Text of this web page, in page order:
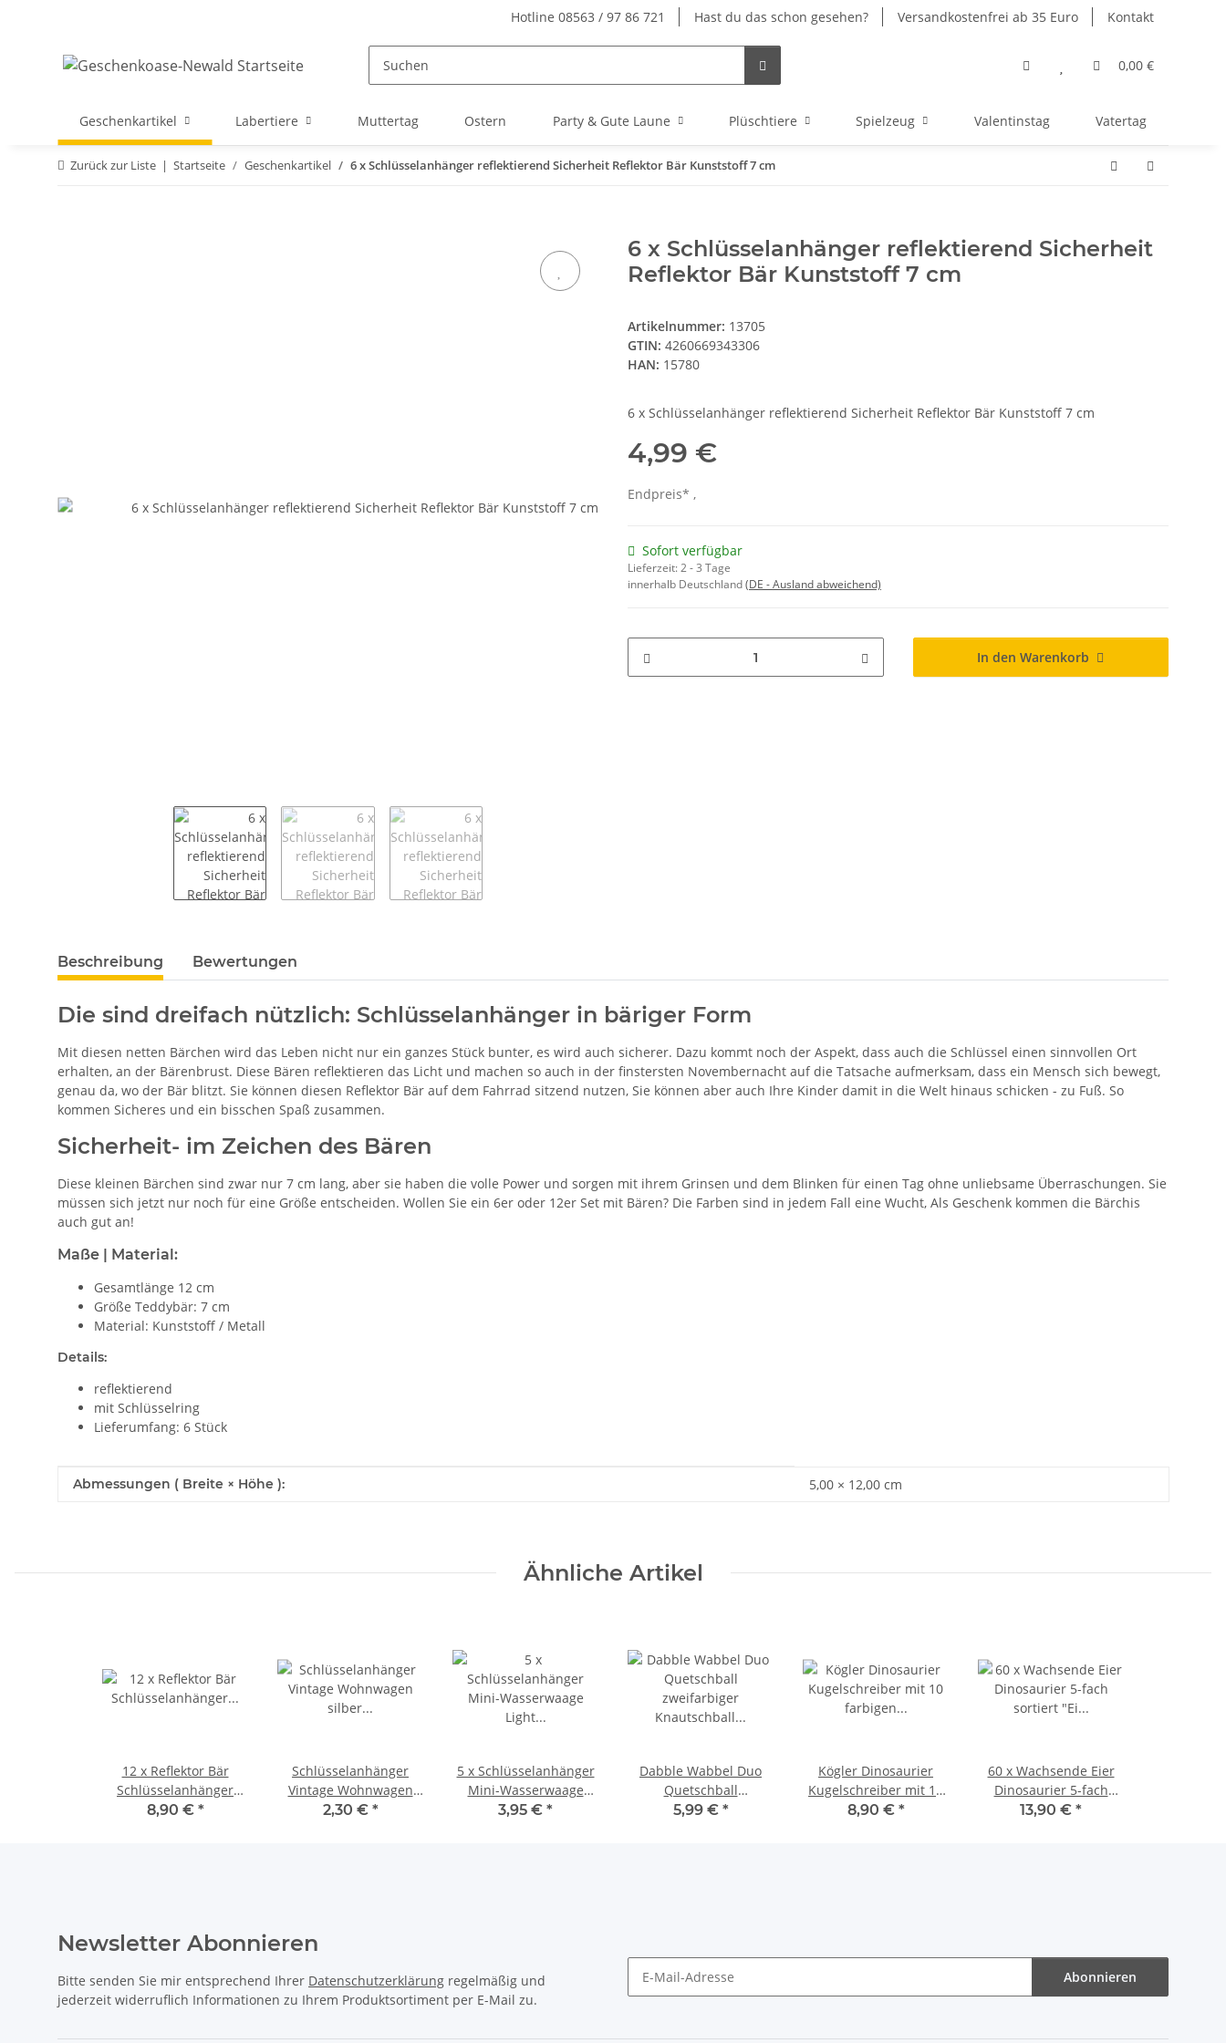
Hotline 08563 / 97 86 721 Hast du das schon gesehen? Versandkostenfrei ab 35 Euro Kontakt
0,00 €
Geschenkartikel Labertiere Muttertag Ostern Party & Gute Laune Plüschtiere Spielzeug Valentinstag Vatertag
Zurück zur Liste Startseite Geschenkartikel 6 x Schlüsselanhänger reflektierend Sicherheit Reflektor Bär Kunststoff 7 cm
6 x Schlüsselanhänger reflektierend Sicherheit
Reflektor Bär Kunststoff 7 cm
Artikelnummer: 13705
GTIN: 4260669343306
HAN: 15780
6 x Schlüsselanhänger reflektierend Sicherheit Reflektor Bär Kunststoff 7 cm
4,99 €
Endpreis* ,
Sofort verfügbar
Lieferzeit:2 - 3 Tage
innerhalb Deutschland(DE - Ausland abweichend)
In den Warenkorb
weitere Registerkarten anzeigen
Beschreibung Bewertungen
Die sind dreifach nützlich: Schlüsselanhänger in bäriger Form
Mit diesen netten Bärchen wird das Leben nicht nur ein ganzes Stück bunter, es wird auch sicherer. Dazu kommt noch der Aspekt, dass auch die Schlüssel einen sinnvollen Ort
erhalten, an der Bärenbrust. Diese Bären reflektieren das Licht und machen so auch in der finstersten Novembernacht auf die Tatsache aufmerksam, dass ein Mensch sich bewegt,
genau da, wo der Bär blitzt. Sie können diesen Reflektor Bär auf dem Fahrrad sitzend nutzen, Sie können aber auch Ihre Kinder damit in die Welt hinaus schicken - zu Fuß. So
kommen Sicheres und ein bisschen Spaß zusammen.
Sicherheit- im Zeichen des Bären
Diese kleinen Bärchen sind zwar nur 7 cm lang, aber sie haben die volle Power und sorgen mit ihrem Grinsen und dem Blinken für einen Tag ohne unliebsame Überraschungen. Sie
müssen sich jetzt nur noch für eine Größe entscheiden. Wollen Sie ein 6er oder 12er Set mit Bären? Die Farben sind in jedem Fall eine Wucht, Als Geschenk kommen die Bärchis
auch gut an!
Maße | Material:
Gesamtlänge 12 cm
Größe Teddybär: 7 cm
Material: Kunststoff / Metall
Details:
reflektierend
mit Schlüsselring
Lieferumfang: 6 Stück
Produkteigenschaft
Wert
Abmessungen ( Breite × Höhe ): 5,00 × 12,00 cm
Ähnliche Artikel
12 x Reflektor Bär
Schlüsselanhänger
Kunststoff reflektierend
8,90 € *
Schlüsselanhänger
Vintage Wohnwagen
silber Metall / Harz
2,30 € *
5 x Schlüsselanhänger
Mini-Wasserwaage
Light Handwerker gelb
3,95 € *
Dabble Wabbel Duo
Quetschball
zweifarbiger
5,99 € *
Kögler Dinosaurier
Kugelschreiber mit 10
farbigen Minen Dino
8,90 € *
60 x Wachsende Eier
Dinosaurier 5-fach
sortiert "Ei wächst im
13,90 € *
Newsletter Abonnieren
Bitte senden Sie mir entsprechend Ihrer Datenschutzerklärung regelmäßig und
jederzeit widerruflich Informationen zu Ihrem Produktsortiment per E-Mail zu.
Abonnieren